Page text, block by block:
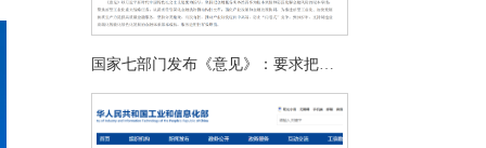
国家七部门发布《意见》：要求把区